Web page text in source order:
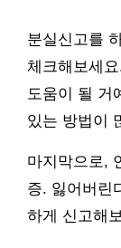
분실신고를
체크해보세
도움이 될 거
있는 방법이
마지막으로,
증. 잃어버린
하게 신고해